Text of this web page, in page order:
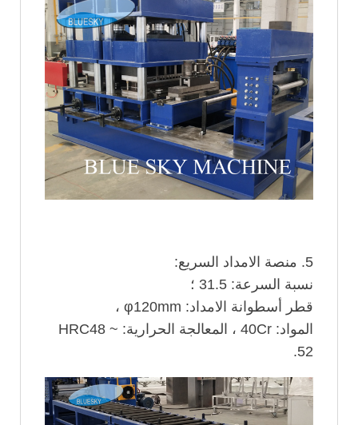
5. منصة الامداد السريع:
نسبة السرعة: 31.5 ؛
قطر أسطوانة الامداد: φ120mm ،
المواد: 40Cr ، المعالجة الحرارية: HRC48 ~
52.